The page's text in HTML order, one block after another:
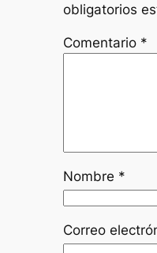
obligatorios
Comentario *
Nombre *
Correo